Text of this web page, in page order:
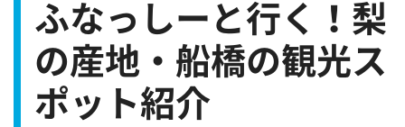
ふなっしーと行く！梨
の産地・船橋の観光ス
ポット紹介